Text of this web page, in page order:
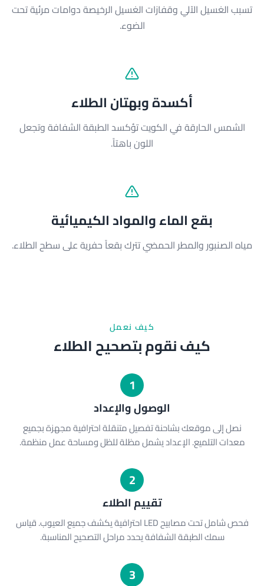
تسبب الغسيل الآلي وقفازات الغسيل الرخيصة دوامات مرئية تحت
الضوء.
أكسدة وبهتان الطلاء
الشمس الحارقة في الكويت تؤكسد الطبقة الشفافة وتجعل
اللون باهتاً.
بقع الماء والمواد الكيميائية
مياه الصنبور والمطر الحمضي تترك بقعاً حفرية على سطح الطلاء.
كيف نعمل
كيف نقوم بتصحيح الطلاء
1
الوصول والإعداد
نصل إلى موقعك بشاحنة تفصيل متنقلة احترافية مجهزة بجميع
معدات التلميع. الإعداد يشمل مظلة للظل ومساحة عمل منظمة.
2
تقييم الطلاء
فحص شامل تحت مصابيح LED احترافية يكشف جميع العيوب. قياس
سمك الطبقة الشفافة يحدد مراحل التصحيح المناسبة.
3